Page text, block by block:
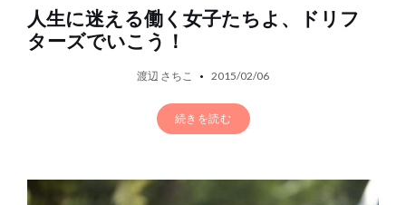
人生に迷える働く女子たちよ、ドリフ
ターズでいこう！
渡辺 さちこ 2015/02/06
続きを読む